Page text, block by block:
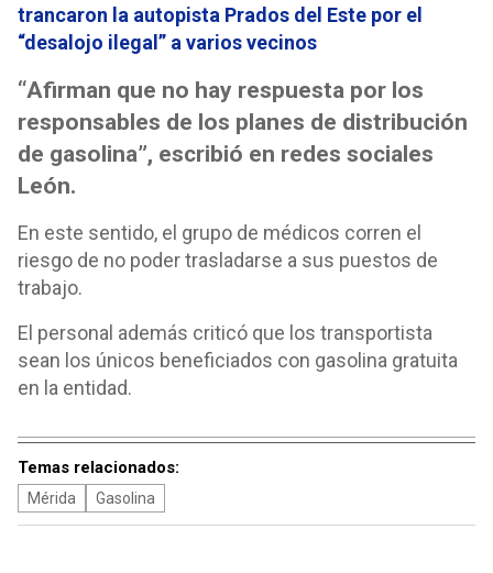
trancaron la autopista Prados del Este por el
“desalojo ilegal” a varios vecinos
“Afirman que no hay respuesta por los
responsables de los planes de distribución
de gasolina”, escribió en redes sociales
León.
En este sentido, el grupo de médicos corren el
riesgo de no poder trasladarse a sus puestos de
trabajo.
El personal además criticó que los transportista
sean los únicos beneficiados con gasolina gratuita
en la entidad.
Temas relacionados:
Mérida Gasolina